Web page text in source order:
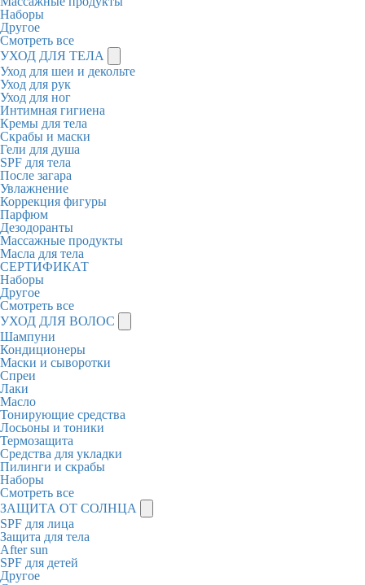
Наборы
Другое
Смотреть все
УХОД ДЛЯ ТЕЛА
Уход для шеи и декольте
Уход для рук
Уход для ног
Интимная гигиена
Кремы для тела
Скрабы и маски
Гели для душа
SPF для тела
После загара
Увлажнение
Коррекция фигуры
Парфюм
Дезодоранты
Массажные продукты
Масла для тела
СЕРТИФИКАТ
Наборы
Другое
Смотреть все
УХОД ДЛЯ ВОЛОС
Шампуни
Кондиционеры
Маски и сыворотки
Спреи
Лаки
Масло
Тонирующие средства
Лосьоны и тоники
Термозащита
Средства для укладки
Пилинги и скрабы
Наборы
Смотреть все
ЗАЩИТА ОТ СОЛНЦА
SPF для лица
Защита для тела
After sun
SPF для детей
Другое